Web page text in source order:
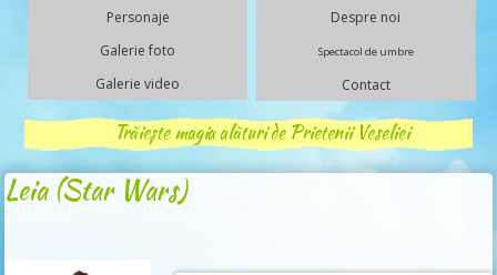
Personaje
Galerie foto
Galerie video
Despre noi
Spectacol de umbre
Contact
Trăiește magia alături de Prietenii Veseliei
Leia (Star Wars)